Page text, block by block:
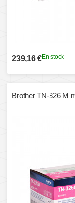
239,16 €En stock
Brother TN-326 M